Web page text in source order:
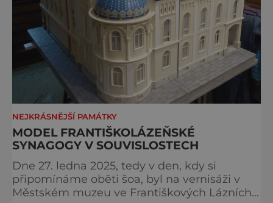
NEJKRÁSNĚJŠÍ PAMÁTKY
MODEL FRANTIŠKOLÁZEŇSKÉ
SYNAGOGY V SOUVISLOSTECH
Dne 27. ledna 2025, tedy v den, kdy si
připomínáme oběti šoa, byl na vernisáži v
Městském muzeu ve Františkových Lázních